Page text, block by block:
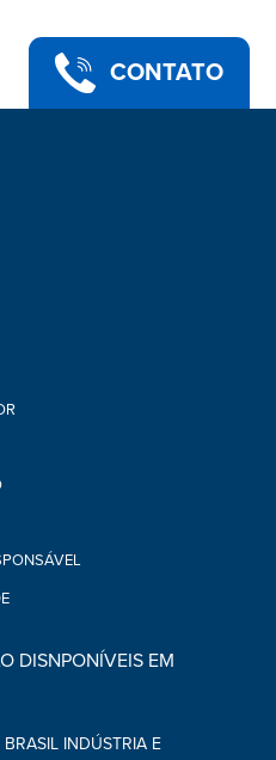
incrível como peça de
Outras figuras Hasbro
em embalagens duplas
Magneto, Homem-Aranha e
sujeitas à
CONTATO
DISNPONÍVEIS EM
INDÚSTRIA E